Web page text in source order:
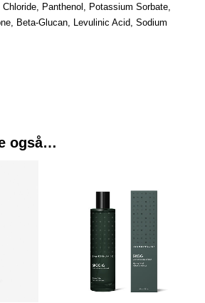
Panthenol, Potassium Sorbate,
Beta-Glucan, Levulinic Acid, Sodium
også…